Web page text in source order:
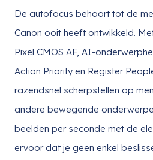
De autofocus behoort tot de
Canon ooit heeft ontwikkeld.
Pixel CMOS AF, AI-
Action Priority en Register
razendsnel scherpstellen op
andere bewegende
beelden per seconde met de
ervoor dat je geen enkel